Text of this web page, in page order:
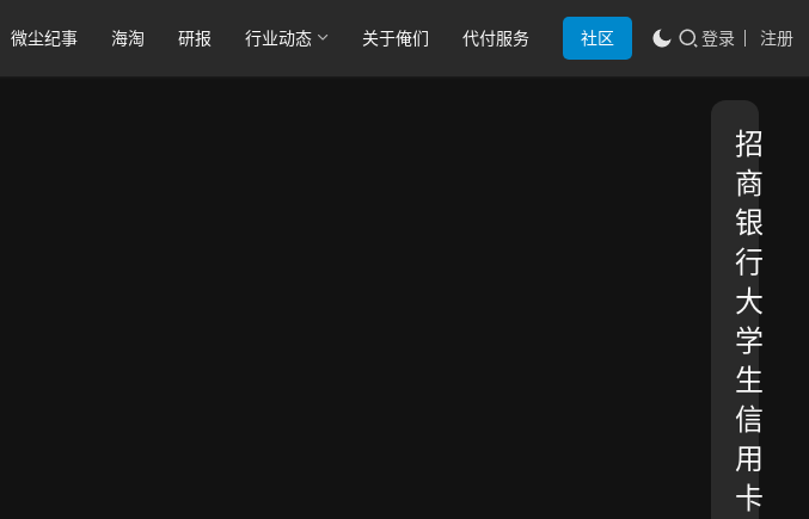
微尘纪事 海淘 研报 行业动态 关于俺们 代付服务 社区 登录 注册
招
商
银
行
大
学
生
信
用
卡